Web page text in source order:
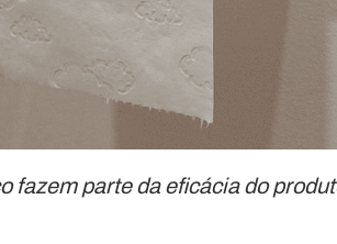
fazem parte da eficácia do